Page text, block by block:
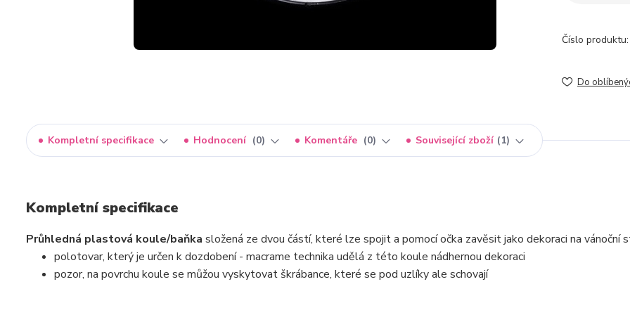
Číslo produktu:
Do
Kompletní specifikace Hodnocení 0 Komentáře 0 Související zboží 1
Kompletní specifikace
Průhledná plastová koule/baňka složená ze dvou částí, které lze spojit a pomocí očka zavěsit jako dekoraci na vánoční
polotovar, který je určen k dozdobení - macrame technika udělá z této koule nádhernou dekoraci
pozor, na povrchu koule se můžou vyskytovat škrábance, které se pod uzlíky ale schovají